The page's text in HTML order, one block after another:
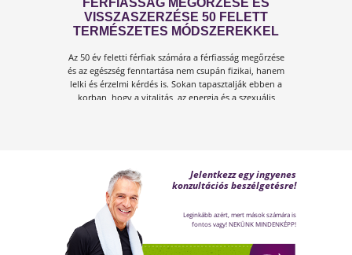
A KÁNIKULA 6 LEGFŐBB